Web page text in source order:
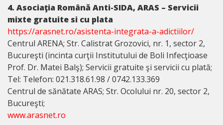
4. Asociaţia Română Anti-SIDA, ARAS – Servicii
mixte gratuite si cu plata
https://arasnet.ro/asistenta-integrata-a-adictiilor/
Centrul ARENA; Str. Calistrat Grozovici, nr. 1, sector 2,
Bucureşti (incinta curţii Institutului de Boli Infecţioase
Prof. Dr. Matei Balş); Servicii gratuite şi servicii cu plată;
Tel: Telefon: 021.318.61.98 / 0742.133.369
Centrul de sănătate ARAS; Str. Ocolului nr. 20, sector 2,
Bucureşti;
www.arasnet.ro